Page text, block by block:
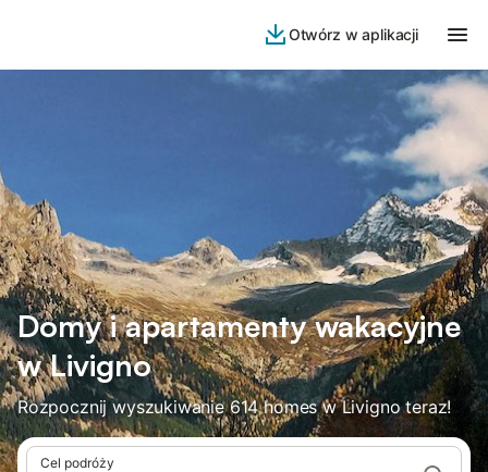
Otwórz w aplikacji
Domy i apartamenty wakacyjne
w Livigno
Rozpocznij wyszukiwanie 614 homes w Livigno teraz!
Cel podróży